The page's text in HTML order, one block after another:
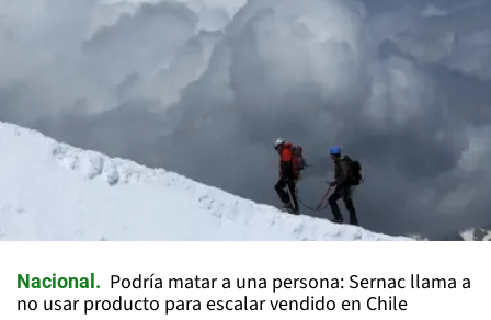
Nacional
Podría matar a una persona: Sernac llama a
no usar producto para escalar vendido en Chile